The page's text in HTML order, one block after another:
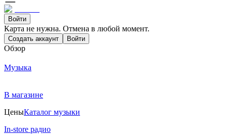
Войти
Карта не нужна. Отмена в любой момент.
Создать аккаунт Войти
Обзор
Музыка
В магазине
ЦеныКаталог музыки
In-store радио